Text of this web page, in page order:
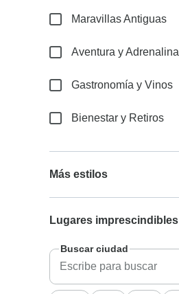
Maravillas Antiguas
Aventura y Adrenalina
Gastronomía y Vinos
Bienestar y Retiros
Más estilos
Lugares imprescindibles
Buscar ciudad